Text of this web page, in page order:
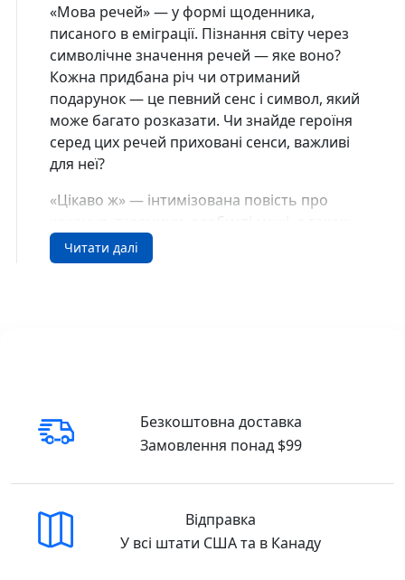
«Мова речей» — у формі щоденника,
писаного в еміграції. Пізнання світу через
символічне значення речей — яке воно?
Кожна придбана річ чи отриманий
подарунок — це певний сенс і символ, який
може багато розказати. Чи знайде героїня
серед цих речей приховані сенси, важливі
для неї?
«Цікаво ж» — інтимізована повість про
про стереотипи, що панують у суспільстві й
часто заважають бути щасливими. Одне з
Мова речей Христина Лукащук Yakaboo
563-6)
Купити у США та Канаді
В інтернет-книгарні DreamyShelf.com ви
Читати далі
Безкоштовна доставка
Замовлення понад $99
Відправка
У всі штати США та в Канаду